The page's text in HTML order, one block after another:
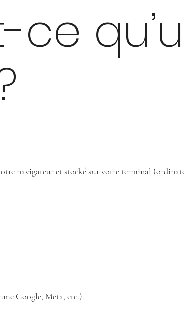
ce
navigateur et stocké sur votre terminal
Google, Meta, etc.).